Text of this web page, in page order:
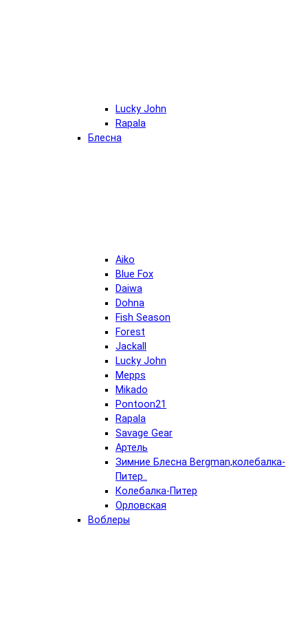
Lucky John
Rapala
Блесна
Aiko
Blue Fox
Daiwa
Dohna
Fish Season
Forest
Jackall
Lucky John
Mepps
Mikado
Pontoon21
Rapala
Savage Gear
Артель
Зимние Блесна Bergman,колебалка-
Питер..
Колебалка-Питер
Орловская
Воблеры